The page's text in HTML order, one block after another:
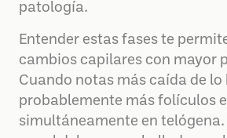
patología.
Entender estas fases te
cambios capilares con mayor
Cuando notas más caída de
probablemente más folículos
simultáneamente en telógena.